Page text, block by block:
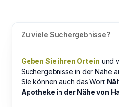
Zu viele Suchergebnisse?
Geben Sie ihren Ort ein und
Suchergebnisse in der Nähe
Sie können auch das Wort
Apotheke in der Nähe von